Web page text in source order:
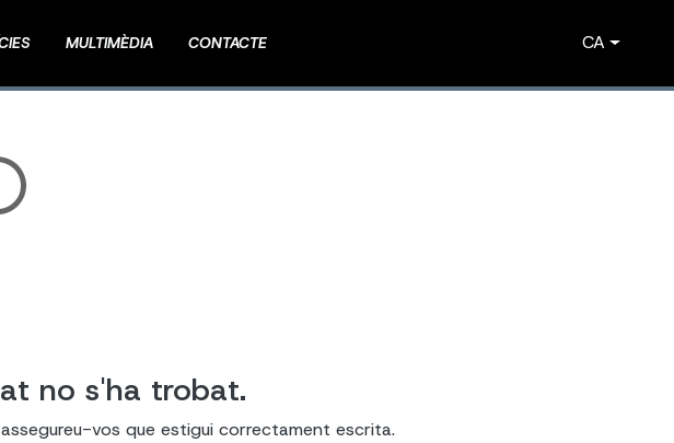
MULTIMÈDIA CONTACTE CA
no s'ha trobat.
vos que estigui correctament escrita.